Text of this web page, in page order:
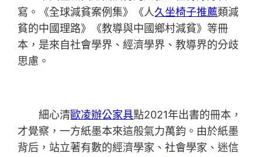
寫。《全球減貧案例集》《人久坐椅子推薦類減
貧的中國理路》《教導與中國鄉村減貧》等冊
本，是來自社會學界、經濟學界、教導界的分歧
思慮。
細心清歐凌辦公家具點2021年出書的冊本，
才覺察，一方紙墨本來這般氣力萬鈞。由於紙墨
背后，站立著有數的經濟學家、社會學家、迷信